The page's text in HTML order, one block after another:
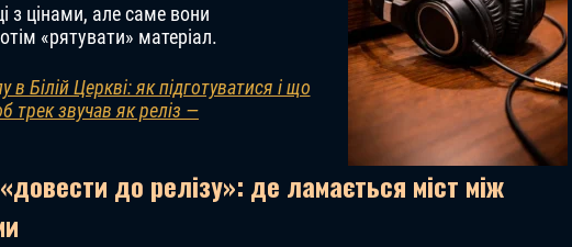
з цінами, але саме вони
«рятувати» матеріал.
Білій Церкві: як підготуватися і що
трек звучав як реліз —
до релізу»: де ламається міст між